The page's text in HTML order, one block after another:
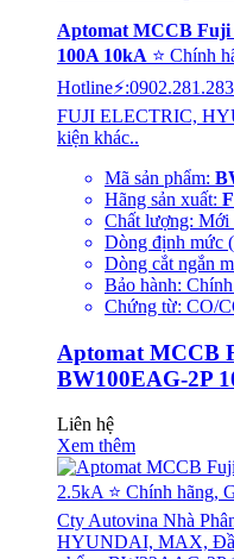
Aptomat MCCB Fuji
100A 10kA ⭐ Chính
FUJI ELECTRIC,
kiện khác..
Mã sản phẩm:
Hãng sản xuất:
Chất lượng: Mới
Dòng định mức
Dòng cắt ngắn
Bảo hành:
Chứng từ: CO/
Aptomat MCCB
BW100EAG-2P
Liên hệ
Xem thêm